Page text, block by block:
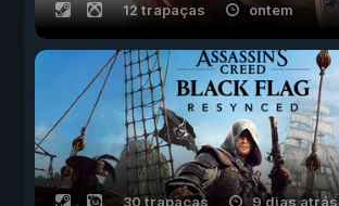
12 trapaças ontem
30 trapaças 9 dias atrás